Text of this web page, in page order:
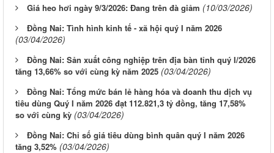
Giá heo hơi ngày 9/3/2026: Đang trên đà giảm (10/03/2026)
Đồng Nai: Tình hình kinh tế - xã hội quý I năm 2026
(03/04/2026)
Đồng Nai: Sản xuất công nghiệp trên địa bàn tỉnh quý I/2026
tăng 13,66% so với cùng kỳ năm 2025 (03/04/2026)
Đồng Nai: Tổng mức bán lẻ hàng hóa và doanh thu dịch vụ
tiêu dùng Quý I năm 2026 đạt 112.821,3 tỷ đồng, tăng 17,58%
so với cùng kỳ (03/04/2026)
Đồng Nai: Chỉ số giá tiêu dùng bình quân quý I năm 2026
tăng 3,52% (03/04/2026)